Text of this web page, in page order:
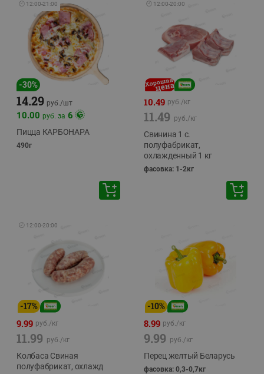
🕘 12:00-21:00
-30%
14.29 руб./шт
10.00 руб. за 6
Пицца КАРБОНАРА
490г
🕘 12:00-20:00
10.49 руб./кг
11.49 руб./кг
Свинина 1 с.
полуфабрикат,
охлажденный 1 кг
фасовка: 1-2кг
🕘 12:00-20:00
-17%
9.99 руб./кг
11.99 руб./кг
Колбаса Свиная
полуфабрикат, охлажд
-10%
8.99 руб./кг
9.99 руб./кг
Перец желтый Беларусь
фасовка: 0,3-0,7кг